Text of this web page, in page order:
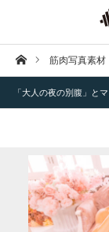
ホーム筋肉写真素材
「大人の夜の別腹」と